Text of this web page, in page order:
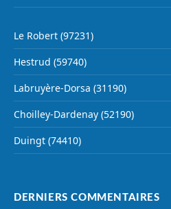
Le Robert (97231)
Hestrud (59740)
Labruyère-Dorsa (31190)
Choilley-Dardenay (52190)
Duingt (74410)
DERNIERS COMMENTAIRES